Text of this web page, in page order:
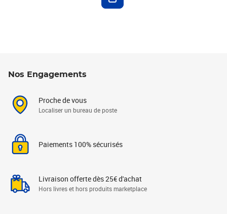
Nos Engagements
Proche de vous
Localiser un bureau de poste
Paiements 100% sécurisés
Livraison offerte dès 25€ d'achat
Hors livres et hors produits marketplace